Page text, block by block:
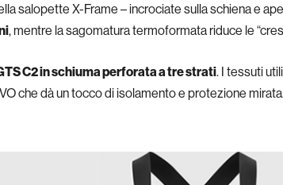
salopette X-Frame – incrociate sulla schiena e
, mentre la sagomatura termoformata riduce le
C2 in schiuma perforata a tre strati. I tessuti
che dà un tocco di isolamento e protezione